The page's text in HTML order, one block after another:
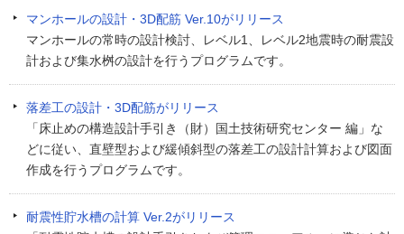
マンホールの設計・3D配筋 Ver.10がリリース
マンホールの常時の設計検討、レベル1、レベル2地震時の耐震設
計および集水桝の設計を行うプログラムです。
落差工の設計・3D配筋がリリース
「床止めの構造設計手引き（財）国土技術研究センター 編」な
どに従い、直壁型および緩傾斜型の落差工の設計計算および図面
作成を行うプログラムです。
耐震性貯水槽の計算 Ver.2がリリース